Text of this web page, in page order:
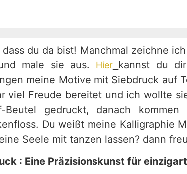
dass du da bist! Manchmal zeichne
male sie aus.
Hier kannst du
meine Motive mit Siebdruck auf
viel Freude bereitet und ich wollte
Beutel gedruckt, danach
Du weißt meine Kalligraphie
Seele mit tanzen lassen? dann
: Eine Präzisionskunst für